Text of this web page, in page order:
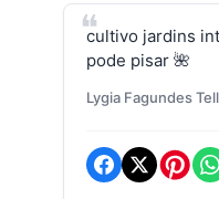
cultivo jardins
pode pisar 🌺
Lygia Fagundes